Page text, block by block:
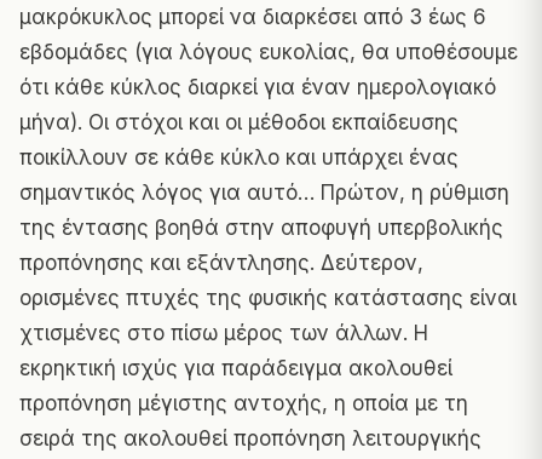
μακρόκυκλος μπορεί να διαρκέσει από 3 έως 6
εβδομάδες (για λόγους ευκολίας, θα υποθέσουμε
ότι κάθε κύκλος διαρκεί για έναν ημερολογιακό
μήνα). Οι στόχοι και οι μέθοδοι εκπαίδευσης
ποικίλλουν σε κάθε κύκλο και υπάρχει ένας
σημαντικός λόγος για αυτό… Πρώτον, η ρύθμιση
της έντασης βοηθά στην αποφυγή υπερβολικής
προπόνησης και εξάντλησης. Δεύτερον,
ορισμένες πτυχές της φυσικής κατάστασης είναι
χτισμένες στο πίσω μέρος των άλλων. Η
εκρηκτική ισχύς για παράδειγμα ακολουθεί
προπόνηση μέγιστης αντοχής, η οποία με τη
σειρά της ακολουθεί προπόνηση λειτουργικής